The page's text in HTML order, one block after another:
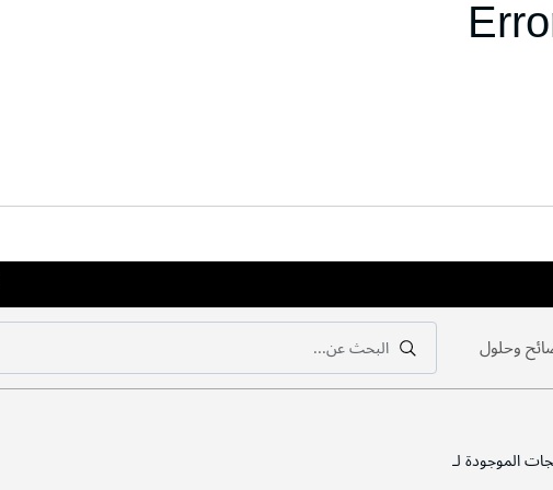
بحث
البحث عن...
بحث وحلول
الموجودة لـ